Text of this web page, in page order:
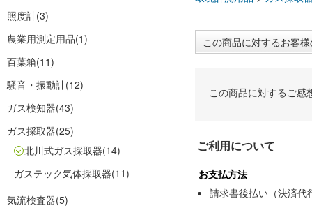
照度計(3)
農業用測定用品(1)
百葉箱(11)
騒音・振動計(12)
ガス検知器(43)
ガス採取器(25)
北川式ガス採取器(14)
ガステック気体採取器(11)
気流検査器(5)
この商品に対するお客
この商品に対するご感
ご利用について
お支払方法
請求書後払い（決済代